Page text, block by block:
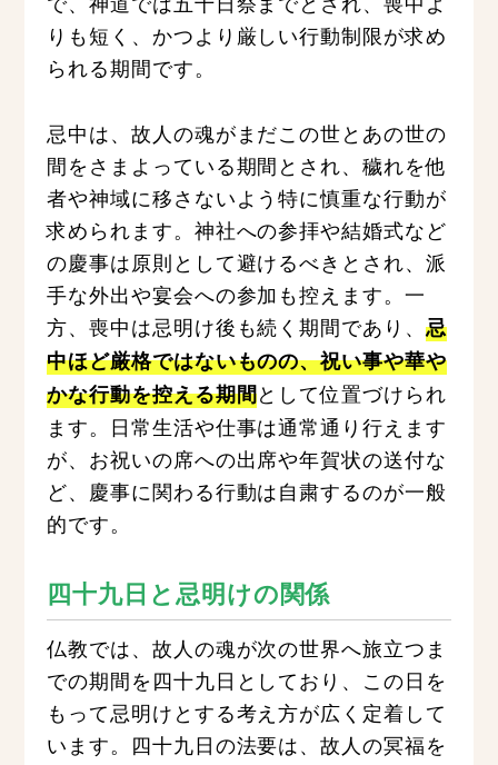
りも短く、かつより厳しい行動制限が求め
られる期間です。
忌中は、故人の魂がまだこの世とあの世の
間をさまよっている期間とされ、穢れを他
者や神域に移さないよう特に慎重な行動が
求められます。神社への参拝や結婚式など
の慶事は原則として避けるべきとされ、派
手な外出や宴会への参加も控えます。一
方、喪中は忌明け後も続く期間であり、 忌
中ほど厳格ではないものの、祝い事や華や
かな行動を控える期間として位置づけられ
ます。日常生活や仕事は通常通り行えます
が、お祝いの席への出席や年賀状の送付な
ど、慶事に関わる行動は自粛するのが一般
的です。
四十九日と忌明けの関係
仏教では、故人の魂が次の世界へ旅立つま
での期間を四十九日としており、この日を
もって忌明けとする考え方が広く定着して
います。四十九日の法要は、故人の冥福を